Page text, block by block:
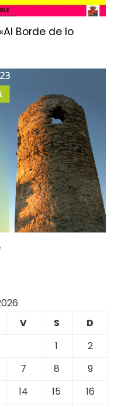
Borde de lo
V S
D
1
2
7 8
9
14 15
16